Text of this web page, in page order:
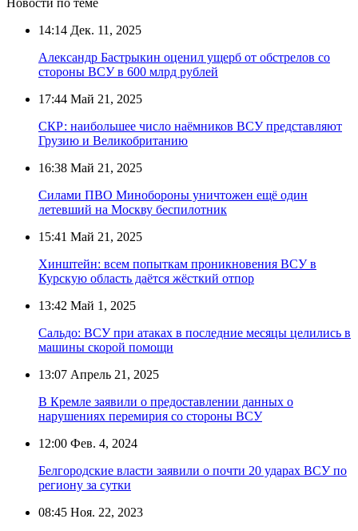
14:14 Дек. 11, 2025
Александр Бастрыкин оценил ущерб от обстрелов со
стороны ВСУ в 600 млрд рублей
17:44 Май 21, 2025
СКР: наибольшее число наёмников ВСУ представляют
Грузию и Великобританию
16:38 Май 21, 2025
Силами ПВО Минобороны уничтожен ещё один
летевший на Москву беспилотник
15:41 Май 21, 2025
Хинштейн: всем попыткам проникновения ВСУ в
Курскую область даётся жёсткий отпор
13:42 Май 1, 2025
Сальдо: ВСУ при атаках в последние месяцы целились в
машины скорой помощи
13:07 Апрель 21, 2025
В Кремле заявили о предоставлении данных о
нарушениях перемирия со стороны ВСУ
12:00 Фев. 4, 2024
Белгородские власти заявили о почти 20 ударах ВСУ по
региону за сутки
08:45 Ноя. 22, 2023